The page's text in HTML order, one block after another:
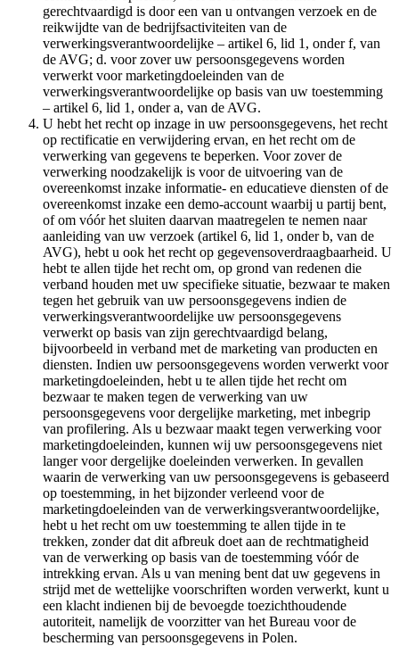
gerechtvaardigd is door een van u ontvangen verzoek en de
reikwijdte van de bedrijfsactiviteiten van de
verwerkingsverantwoordelijke – artikel 6, lid 1, onder f, van
de AVG; d. voor zover uw persoonsgegevens worden
verwerkt voor marketingdoeleinden van de
verwerkingsverantwoordelijke op basis van uw toestemming
– artikel 6, lid 1, onder a, van de AVG.
U hebt het recht op inzage in uw persoonsgegevens, het recht
op rectificatie en verwijdering ervan, en het recht om de
verwerking van gegevens te beperken. Voor zover de
verwerking noodzakelijk is voor de uitvoering van de
overeenkomst inzake informatie- en educatieve diensten of de
overeenkomst inzake een demo-account waarbij u partij bent,
of om vóór het sluiten daarvan maatregelen te nemen naar
aanleiding van uw verzoek (artikel 6, lid 1, onder b, van de
AVG), hebt u ook het recht op gegevensoverdraagbaarheid. U
hebt te allen tijde het recht om, op grond van redenen die
verband houden met uw specifieke situatie, bezwaar te maken
tegen het gebruik van uw persoonsgegevens indien de
verwerkingsverantwoordelijke uw persoonsgegevens
verwerkt op basis van zijn gerechtvaardigd belang,
bijvoorbeeld in verband met de marketing van producten en
diensten. Indien uw persoonsgegevens worden verwerkt voor
marketingdoeleinden, hebt u te allen tijde het recht om
bezwaar te maken tegen de verwerking van uw
persoonsgegevens voor dergelijke marketing, met inbegrip
van profilering. Als u bezwaar maakt tegen verwerking voor
marketingdoeleinden, kunnen wij uw persoonsgegevens niet
langer voor dergelijke doeleinden verwerken. In gevallen
waarin de verwerking van uw persoonsgegevens is gebaseerd
op toestemming, in het bijzonder verleend voor de
marketingdoeleinden van de verwerkingsverantwoordelijke,
hebt u het recht om uw toestemming te allen tijde in te
trekken, zonder dat dit afbreuk doet aan de rechtmatigheid
van de verwerking op basis van de toestemming vóór de
intrekking ervan. Als u van mening bent dat uw gegevens in
strijd met de wettelijke voorschriften worden verwerkt, kunt u
een klacht indienen bij de bevoegde toezichthoudende
autoriteit, namelijk de voorzitter van het Bureau voor de
bescherming van persoonsgegevens in Polen.